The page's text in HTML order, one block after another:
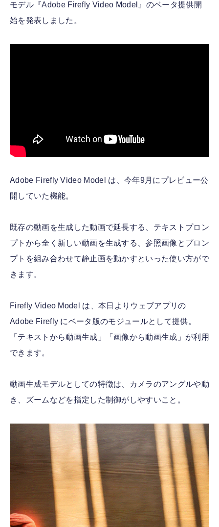
モデル『Adobe Firefly Video Model』のベータ提供開
始を発表しました。
Adobe Firefly Video Model は、今年9月にプレビュー公
開していた機能。
既存の動画を生成した動画で延長する、テキストプロン
プトから全く新しい動画を生成する、参照画像とプロン
プトを組み合わせて静止画を動かすといった使い方がで
きます。
Firefly Video Model は、本日よりウェブアプリの
Adobe Firefly にベータ版のモジュールとして提供。
「テキストから動画生成」「画像から動画生成」が利用
できます。
動画生成モデルとしての特徴は、カメラのアングルや動
き、ズームなどを指定した制御がしやすいこと。